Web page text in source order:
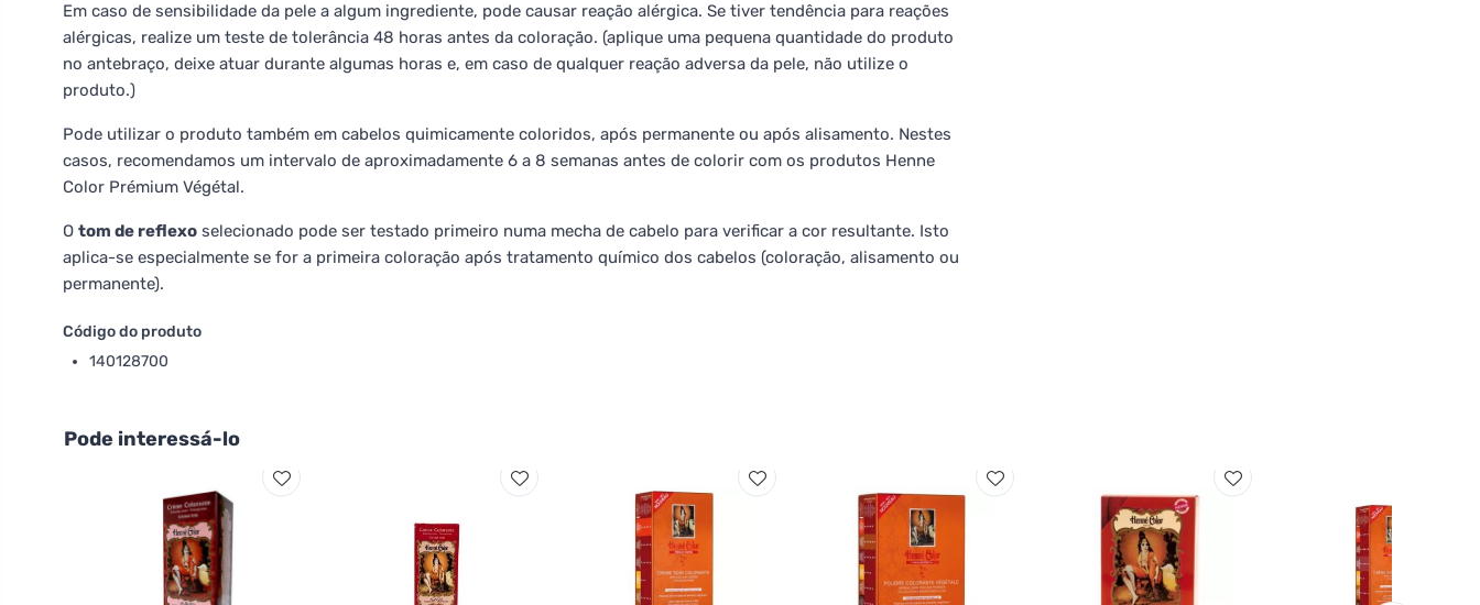
Em caso de sensibilidade da pele a algum ingrediente, pode causar reação alérgica. Se tiver tendência para reações
alérgicas, realize um teste de tolerância 48 horas antes da coloração. (aplique uma pequena quantidade do produto
no antebraço, deixe atuar durante algumas horas e, em caso de qualquer reação adversa da pele, não utilize o
produto.)
Pode utilizar o produto também em cabelos quimicamente coloridos, após permanente ou após alisamento. Nestes
casos, recomendamos um intervalo de aproximadamente 6 a 8 semanas antes de colorir com os produtos Henne
Color Prémium Végétal.
O tom de reflexo selecionado pode ser testado primeiro numa mecha de cabelo para verificar a cor resultante. Isto
aplica-se especialmente se for a primeira coloração após tratamento químico dos cabelos (coloração, alisamento ou
permanente).
Código do produto
140128700
Pode interessá-lo